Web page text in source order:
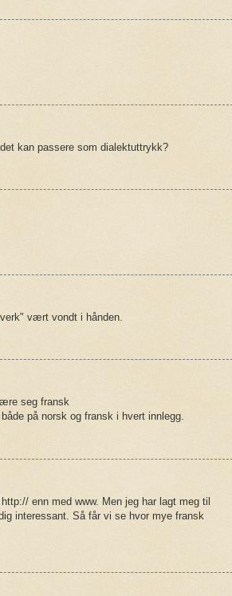
kan passere som dialektuttrykk?
vært vondt i hånden.
seg fransk
på norsk og fransk i hvert innlegg.
enn med www. Men jeg har lagt meg til
interessant. Så får vi se hvor mye fransk